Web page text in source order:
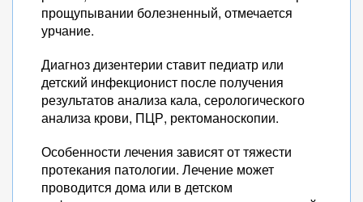
прощупывании болезненный, отмечается
урчание.
Диагноз дизентерии ставит педиатр или
детский инфекционист после получения
результатов анализа кала, серологического
анализа крови, ПЦР, ректоманоскопии.
Особенности лечения зависят от тяжести
протекания патологии. Лечение может
проводится дома или в детском